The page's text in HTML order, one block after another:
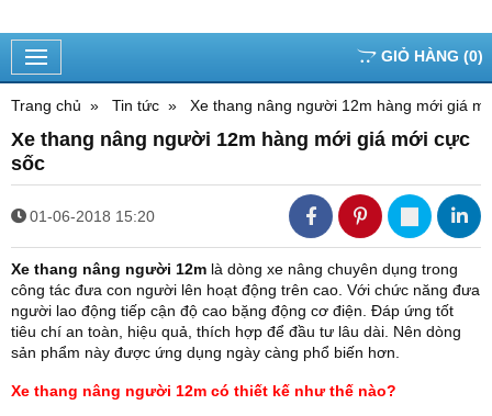
GIỎ HÀNG (0)
Trang chủ Tin tức Xe thang nâng người 12m hàng mới giá
Xe thang nâng người 12m hàng mới giá mới cực
sốc
01-06-2018 15:20
Xe thang nâng người 12m là dòng xe nâng chuyên dụng trong
công tác đưa con người lên hoạt động trên cao. Với chức năng đưa
người lao động tiếp cận độ cao bặng động cơ điện. Đáp ứng tốt
tiêu chí an toàn, hiệu quả, thích hợp để đầu tư lâu dài. Nên dòng
sản phẩm này được ứng dụng ngày càng phổ biến hơn.
Xe thang nâng người 12m có thiết kế như thế nào?